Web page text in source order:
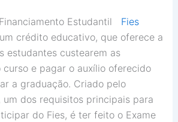
Estudantil Fies
crédito educativo, que oferece a
estudantes custearem as
curso e pagar o auxílio oferecido
a graduação. Criado pelo
um dos requisitos principais para
do Fies, é ter feito o Exame